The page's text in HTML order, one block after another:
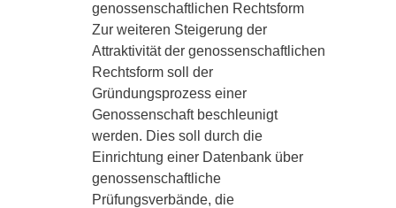
genossenschaftlichen Rechtsform
Zur weiteren Steigerung der
Attraktivität der genossenschaftlichen
Rechtsform soll der
Gründungsprozess einer
Genossenschaft beschleunigt
werden. Dies soll durch die
Einrichtung einer Datenbank über
genossenschaftliche
Prüfungsverbände, die